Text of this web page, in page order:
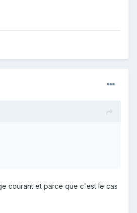
courant et parce que c'est le cas